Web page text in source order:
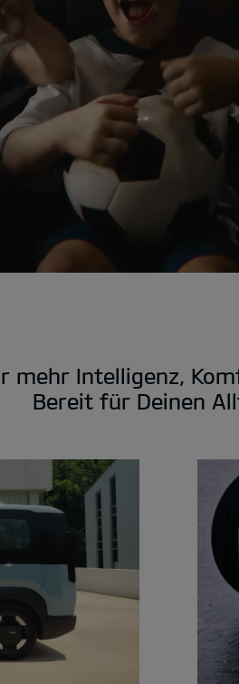
mehr Intelligenz,
Bereit für Deinen